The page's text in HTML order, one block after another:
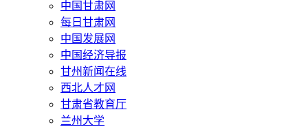
中国甘肃网
每日甘肃网
中国发展网
中国经济导报
甘州新闻在线
西北人才网
甘肃省教育厅
兰州大学